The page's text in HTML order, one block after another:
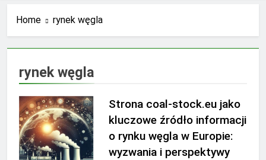
Home rynek węgla
rynek węgla
Strona coal-stock.eu jako
kluczowe źródło informacji
o rynku węgla w Europie:
wyzwania i perspektywy